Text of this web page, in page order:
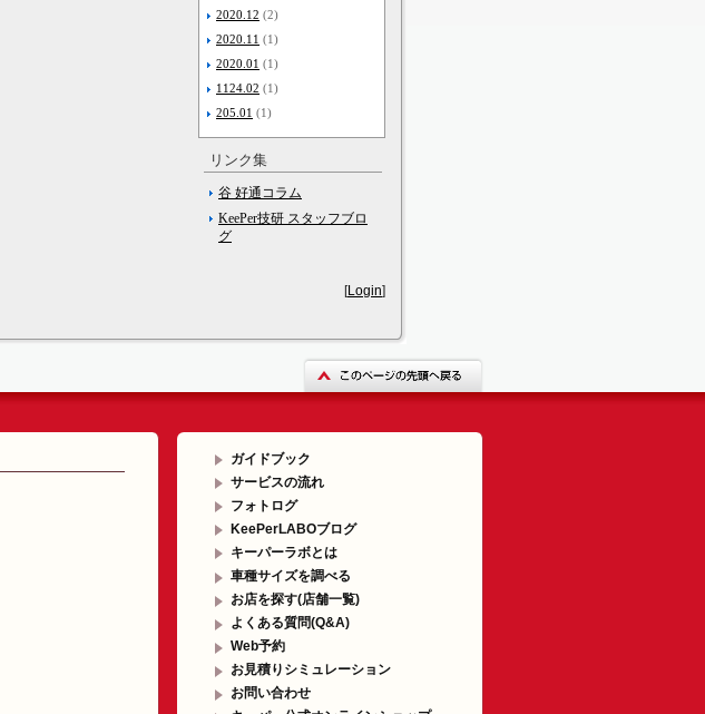
2020.12 (2)
2020.11 (1)
2020.01 (1)
1124.02 (1)
205.01 (1)
リンク集
谷 好通コラム
KeePer技研 スタッフブロ
グ
[Login]
ガイドブック
サービスの流れ
フォトログ
KeePerLABOブログ
キーパーラボとは
車種サイズを調べる
お店を探す(店舗一覧)
よくある質問(Q&A)
Web予約
お見積りシミュレーション
お問い合わせ